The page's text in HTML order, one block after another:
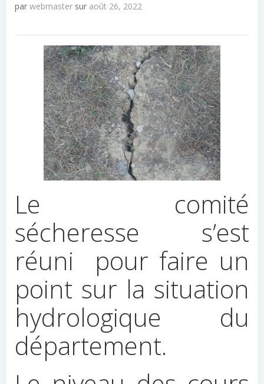
par webmaster sur août 26, 2022
Le comité
sécheresse s’est
réuni pour faire un
point sur la situation
hydrologique du
département.